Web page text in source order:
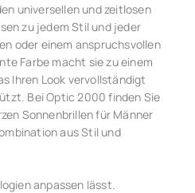
universellen und zeitlosen
zu jedem Stil und jeder
oder einem anspruchsvollen
Farbe macht sie zu einem
Ihren Look vervollständigt
Bei Optic 2000 finden Sie
Sonnenbrillen für Männer
aus Stil und
anpassen lässt.